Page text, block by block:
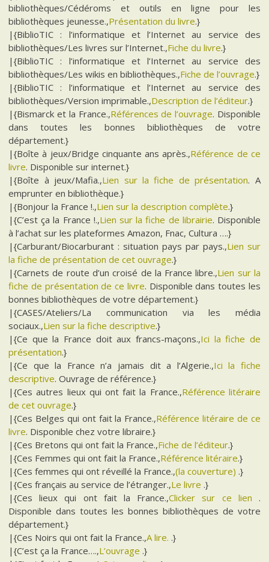
bibliothèques/Cédéroms et outils en ligne pour les
bibliothèques jeunesse.,Présentation du livre.}
|{BiblioTIC : l’informatique et l’Internet au service des
bibliothèques/Les livres sur l’Internet.,Fiche du livre.}
|{BiblioTIC : l’informatique et l’Internet au service des
bibliothèques/Les wikis en bibliothèques.,Fiche de l’ouvrage.}
|{BiblioTIC : l’informatique et l’Internet au service des
bibliothèques/Version imprimable.,Description de l’éditeur.}
|{Bismarck et la France.,Références de l’ouvrage. Disponible
dans toutes les bonnes bibliothèques de votre
département.}
|{Boîte à jeux/Bridge cinquante ans après.,Référence de ce
livre. Disponible sur internet.}
|{Boîte à jeux/Mafia.,Lien sur la fiche de présentation. A
emprunter en bibliothèque.}
|{Bonjour la France !.,Lien sur la description complète.}
|{C’est ça la France !.,Lien sur la fiche de librairie. Disponible
à l’achat sur les plateformes Amazon, Fnac, Cultura ….}
|{Carburant/Biocarburant : situation pays par pays.,Lien sur
la fiche de présentation de cet ouvrage.}
|{Carnets de route d’un croisé de la France libre.,Lien sur la
fiche de présentation de ce livre. Disponible dans toutes les
bonnes bibliothèques de votre département.}
|{CASES/Ateliers/La communication via les média
sociaux.,Lien sur la fiche descriptive.}
|{Ce que la France doit aux francs-maçons.,Ici la fiche de
présentation.}
|{Ce que la France n’a jamais dit a l’Algerie.,Ici la fiche
descriptive. Ouvrage de référence.}
|{Ces autres lieux qui ont fait la France.,Référence litéraire
de cet ouvrage.}
|{Ces Belges qui ont fait la France.,Référence litéraire de ce
livre. Disponible chez votre libraire.}
|{Ces Bretons qui ont fait la France.,Fiche de l’éditeur.}
|{Ces Femmes qui ont fait la France.,Référence litéraire.}
|{Ces femmes qui ont réveillé la France.,(la couverture) .}
|{Ces français au service de l’étranger.,Le livre .}
|{Ces lieux qui ont fait la France.,Clicker sur ce lien .
Disponible dans toutes les bonnes bibliothèques de votre
département.}
|{Ces Noirs qui ont fait la France.,A lire. .}
|{C’est ça la France….,L’ouvrage .}